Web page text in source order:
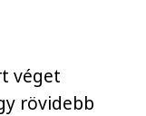
véget
rövidebb